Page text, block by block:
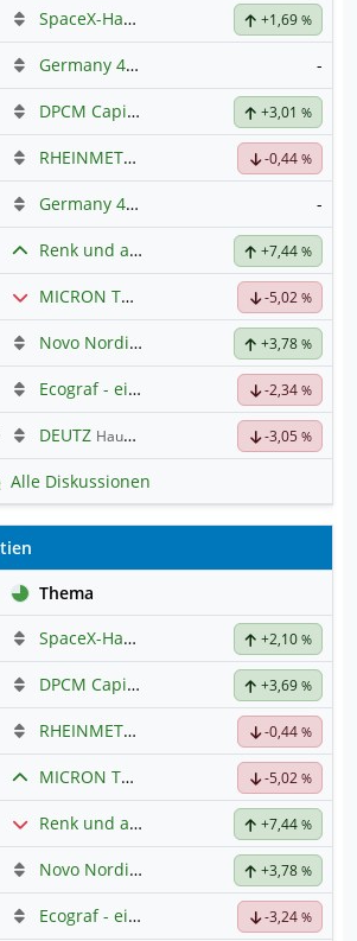
SpaceX-Haupt-Hauptforum +1,69%
Germany 40 / DAX Prognose -
DPCM Capital Hauptdiskussion +3,01 %
RHEINMETALL Hauptdiskussion-0,44%
Germany 40 -
Renk und alles was dazugehört +7,44%
MICRON TECHNOLOGY Hauptdiskussion
-5,02%
Novo Nordisk nach Split +3,78%
Ecograf - ein Stern am Graphithimmel -2,34%
DEUTZ Hauptdiskussion -3,05%
Alle Diskussionen
PauseThema
SpaceX-Haupt-Hauptforum +2,10%
DPCM Capital Hauptdiskussion +3,69%
RHEINMETALL Hauptdiskussion-0,44%
MICRON TECHNOLOGY Hauptdiskussion
-5,02%
Renk und alles was dazugehört +7,44%
Novo Nordisk nach Split +3,78%
Ecograf - ein Stern am Graphithimmel -3,24%